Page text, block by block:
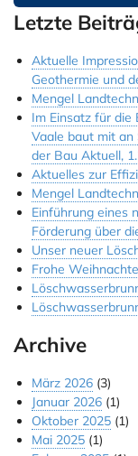
Letzte
Aktuelle
Geothermie und
Mengel
Im Einsatz für die
Vaale baut mit
der Bau Aktuell,
Aktuelles zur
Mengel
Einführung eines
Förderung über
Unser neuer
Frohe
Archive
März 2026 (3)
Januar 2026 (1)
Oktober 2025 (1)
Mai 2025 (1)